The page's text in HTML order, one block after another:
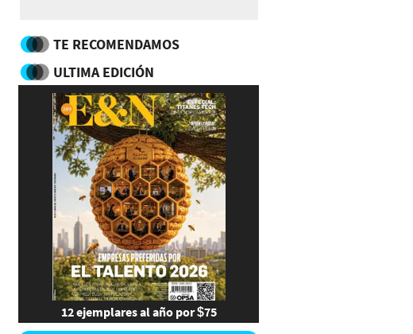
TE RECOMENDAMOS
ULTIMA EDICIÓN
12 ejemplares al año por $75